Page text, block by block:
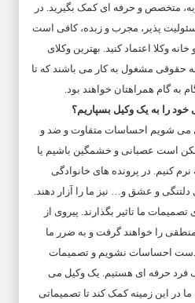
متخصص و حرفه ای کمک بگیرید. در
پذیر، مجرب و زبده، کافی است
وکلا اعتماد کنید. بهترین وکلای
حقوقی مشغول به کار می باشند که تا
به گام همراهتان خواهند بود.
را به یک وکیل بسپاریم؟
می شویم احساسات متفاوت و ضد و
است عصبانی و خشمگین باشیم یا
کنیم. در پرونده های خانوادگی
و عشق و… نیز ما را آزار دهند.
ما تاثیر بگذارند. پیروی از
را خواهند گرفت و به ضرر ما
دست احساسات نشویم و تصمیمات
فرد حرفه ای هستیم. یک وکیل می
در این زمینه کمک کند تا تصمیماتی